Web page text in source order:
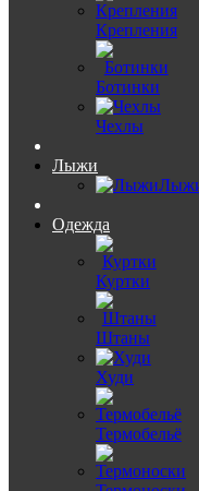
Крепления
Ботинки
Чехлы
Лыжи
Одежда
Куртки
Штаны
Худи
Термобельё